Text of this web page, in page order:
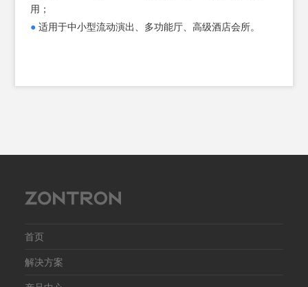
用；
● 适用于中小型流动演出、多功能厅、高级酒店会所。
产
首页
解决方案